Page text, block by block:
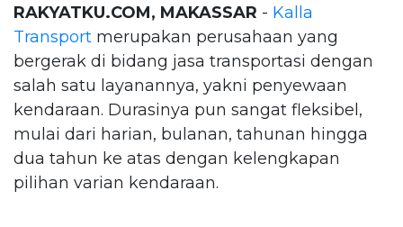
RAKYATKU.COM, MAKASSAR - Kalla
Transport merupakan perusahaan yang
bergerak di bidang jasa transportasi dengan
salah satu layanannya, yakni penyewaan
kendaraan. Durasinya pun sangat fleksibel,
mulai dari harian, bulanan, tahunan hingga
dua tahun ke atas dengan kelengkapan
pilihan varian kendaraan.